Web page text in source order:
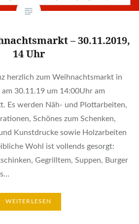
– 30.11.2019,
14 Uhr
herzlich zum Weihnachtsmarkt in
30.11.19 um 14:00Uhr am
Es werden Näh- und Plottarbeiten,
Schönes zum Schenken,
Kunstdrucke sowie Holzarbeiten
Wohl ist vollends gesorgt:
Gegrilltem, Suppen, Burger
WEITERLESEN